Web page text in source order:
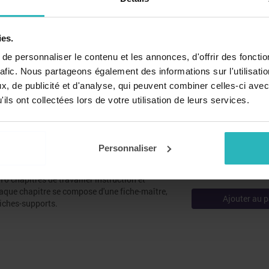
personnaliser le contenu et les annonces, d'offrir des
Nous partageons également des informations sur
de publicité et d'analyse, qui peuvent combiner celles-ci
ont collectées lors de votre utilisation de leurs services.
Personnaliser
au Cycle 3 Vol. 2
cet ouvrage traite deux dossiers
de la Convention internationale des
très complet sur le respect, la sécurité et la
Déclaration des droits de l'homme et du
fiche-maître, d'une fiche-élève et de
séquences.
Ajouter au
au Cycle 3 Vol. 1
notions de démocratie, ce premier ouvrage
chapitres de travailler instruction et
chapitre se compose d'une fiche-maître,
supports.
Ajouter au